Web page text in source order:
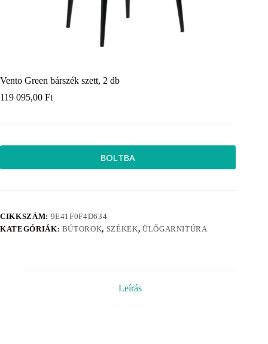
Vento Green bárszék szett, 2 db
119 095,00 Ft
BOLTBA
CIKKSZÁM: 9E41F0F4D634
KATEGÓRIÁK: BÚTOROK, SZÉKEK, ÜLŐGARNITÚRA
Leírás